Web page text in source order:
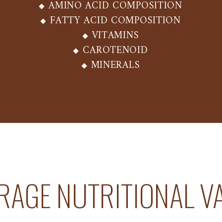
AMINO ACID COMPOSITION
FATTY ACID COMPOSITION
VITAMINS
CAROTENOID
MINERALS
NUTRITIONAL